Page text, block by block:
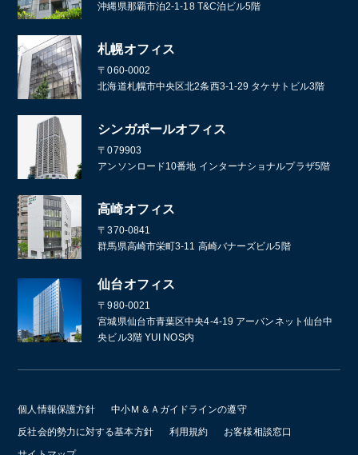
沖縄県那覇市泊2-1-18 T&C泊ビル5階
札幌オフィス
〒060-0002
北海道札幌市中央区北2条西3-1-29 タケサトビル3階
シンガポールオフィス
〒079903
アンソンロード10番地 インターナショナルプラザ5階
高崎オフィス
〒370-0841
群馬県高崎市栄町3-11 高崎バナーズビル5階
仙台オフィス
〒980-0021
宮城県仙台市青葉区中央4-4-19 アーバンネット仙台中
央ビル3階 YUI NOS内
個人情報保護方針
中小Ｍ＆Ａガイドラインの遵守
反社会的勢力に対する基本方針
利用規約
お客様相談窓口